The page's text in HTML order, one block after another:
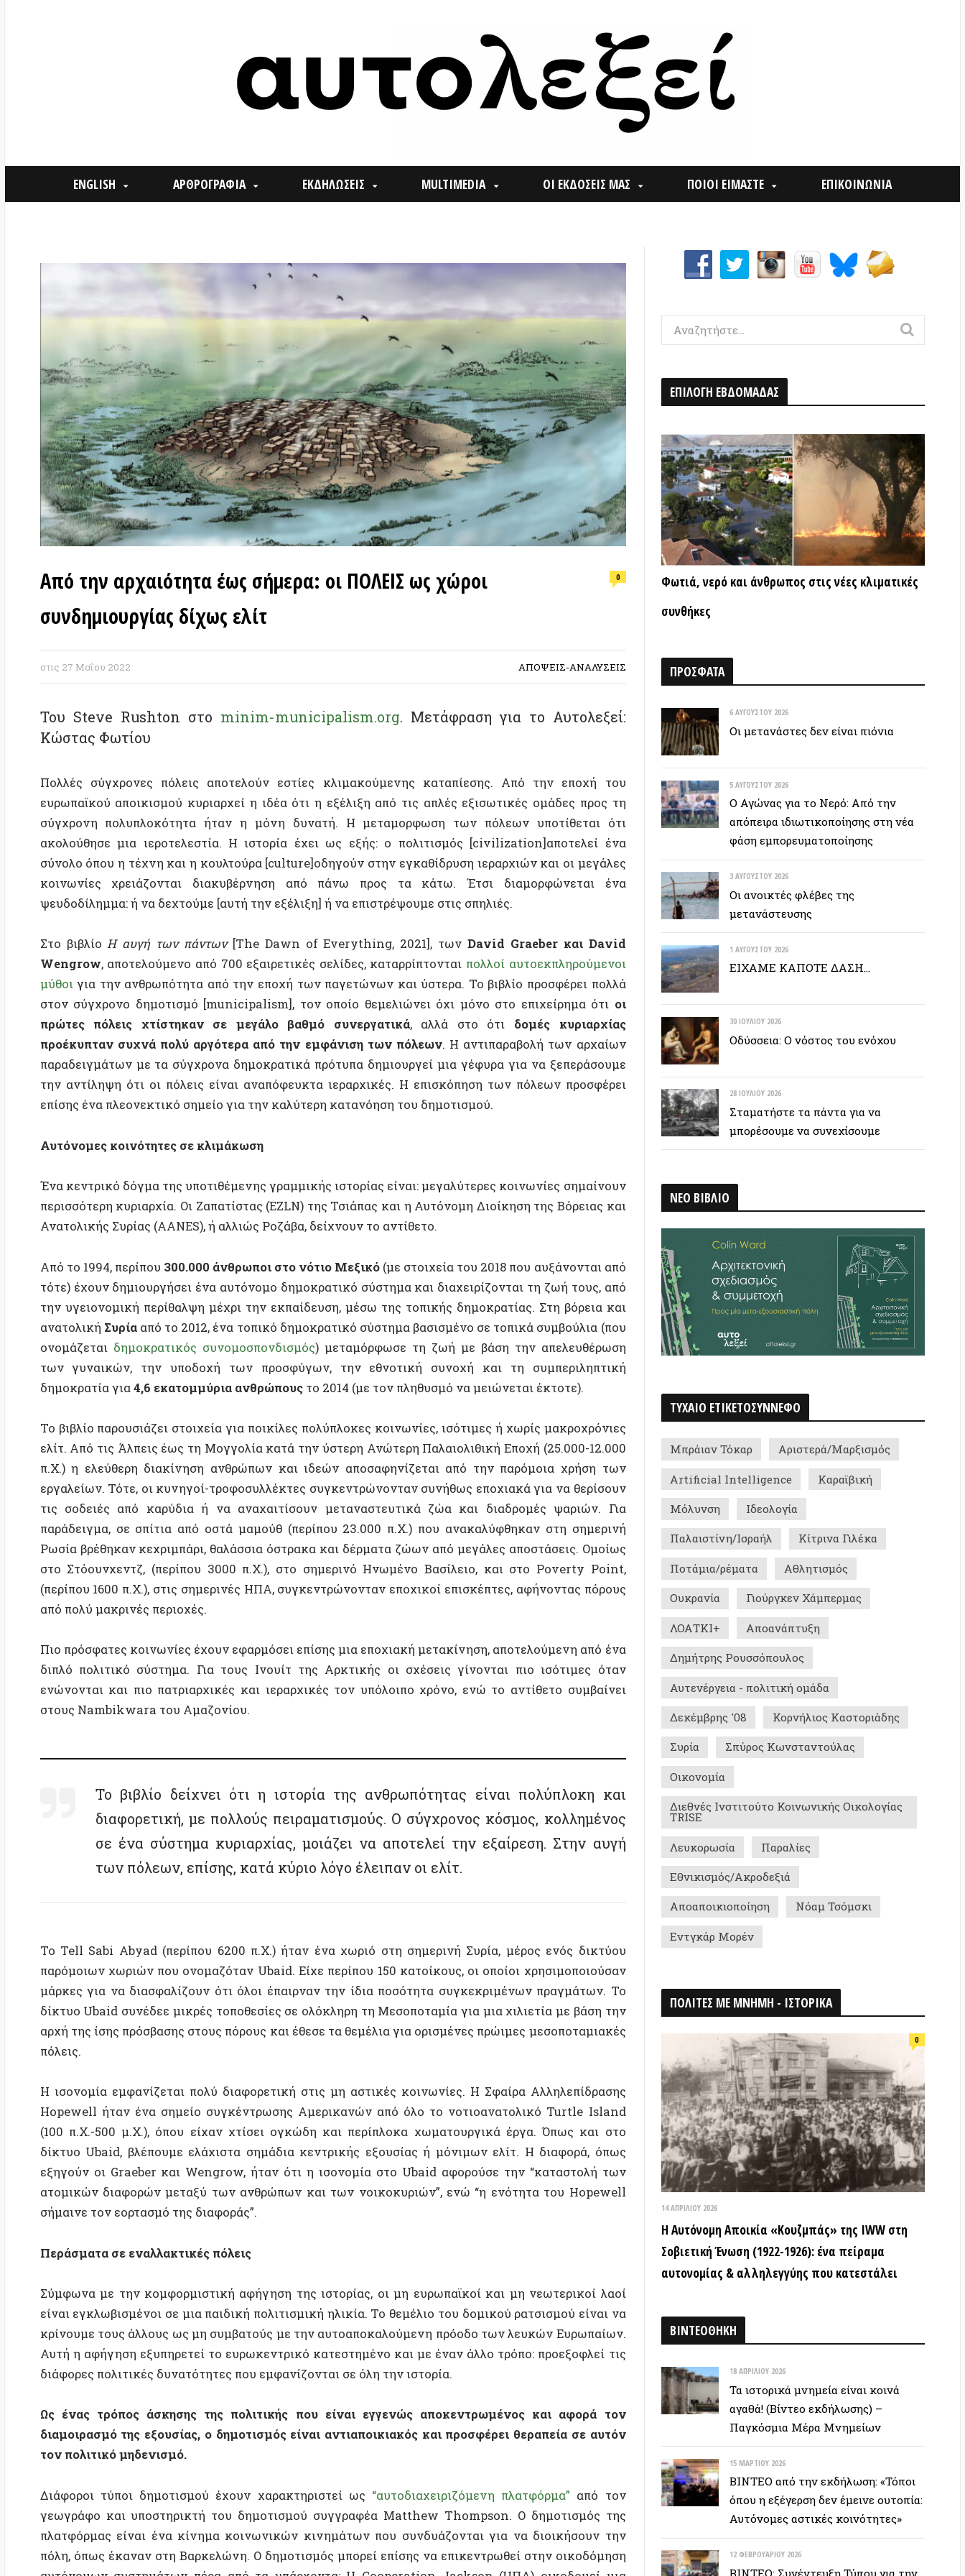
ENGLISH ΑΡΘΡΟΓΡΑΦΙΑ ΕΚΔΗΛΩΣΕΙΣ MULTIMEDIA ΟΙ ΕΚΔΟΣΕΙΣ ΜΑΣ ΠΟΙΟΙ ΕΙΜΑΣΤΕ ΕΠΙΚΟΙΝΩΝΙΑ
Από την αρχαιότητα έως σήμερα: οι ΠΟΛΕΙΣ ως χώροι
Του Steve Rushton στοminim-municipalism.org. Μετάφραση για το Αυτολεξεί:
Κώστας Φωτίου
Πολλές σύγχρονες πόλεις αποτελούν εστίες κλιμακούμενης καταπίεσης. Από την εποχή του
ευρωπαϊκού αποικισμού κυριαρχεί η ιδέα ότι η εξέλιξη από τις απλές εξισωτικές ομάδες προς τη
σύγχρονη πολυπλοκότητα ήταν η μόνη δυνατή. Η μεταμορφωση των πόλεων υποτίθεται ότι
σύνολο όπου η τέχνη και η κουλτούρα [culture]οδηγούν στην εγκαθίδρυση ιεραρχιών και οι μεγάλες
κοινωνίες χρειάζονται διακυβέρνηση από πάνω προς τα κάτω. Έτσι διαμορφώνεται ένα
ψευδοδίλημμα: ή να δεχτούμε [αυτή την εξέλιξη] ή να επιστρέψουμε στις σπηλιές.
Στο βιβλίο Η αυγή των πάντων [The Dawn of Everything, 2021], των
David Graeber και David
, αποτελούμενο από 700 εξαιρετικές σελίδες, καταρρίπτονται
πολλοί αυτοεκπληρούμενοι
για την ανθρωπότητα από την εποχή των παγετώνων και ύστερα. Το βιβλίο προσφέρει πολλά
στον σύγχρονο δημοτισμό [municipalism], τον οποίο θεμελιώνει όχι μόνο στο επιχείρημα ότι
προέκυπταν συχνά πολύ αργότερα από την εμφάνιση των πόλεων. Η αντιπαραβολή των αρχαίων
παραδειγμάτων με τα σύγχρονα δημοκρατικά πρότυπα δημιουργεί μια γέφυρα για να ξεπεράσουμε
την αντίληψη ότι οι πόλεις είναι αναπόφευκτα ιεραρχικές. Η επισκόπηση των πόλεων προσφέρει
επίσης ένα πλεονεκτικό σημείο για την καλύτερη κατανόηση του δημοτισμού.
Αυτόνομες κοινότητες σε κλιμάκωση
Ένα κεντρικό δόγμα της υποτιθέμενης γραμμικής ιστορίας είναι: μεγαλύτερες κοινωνίες σημαίνουν
περισσότερη κυριαρχία. Οι Ζαπατίστας (EZLN) της Τσιάπας και η Αυτόνομη Διοίκηση της Βόρειας και
Ανατολικής Συρίας (AANES), ή αλλιώς Ροζάβα, δείχνουν το αντίθετο.
Από το 1994, περίπου300.000 άνθρωποι στο νότιο Μεξικό
την υγειονομική περίθαλψη μέχρι την εκπαίδευση, μέσω της τοπικής δημοκρατίας. Στη βόρεια και
ανατολικήΣυρίααπό το 2012, ένα τοπικό δημοκρατικό σύστημα βασισμένο σε τοπικά συμβούλια (που
ονομάζεταιδημοκρατικός συνομοσπονδισμός) μεταμόρφωσε τη ζωή με βάση την απελευθέρωση
Το βιβλίο παρουσιάζει στοιχεία για ποικίλες πολύπλοκες κοινωνίες, ισότιμες ή χωρίς μακροχρόνιες
ελίτ. Από τις Άλπεις έως τη Μογγολία κατά την ύστερη Ανώτερη Παλαιολιθική Εποχή (25.000-12.000
π.Χ.) η ελεύθερη διακίνηση ανθρώπων και ιδεών αποσαφηνίζεται από την παρόμοια χρήση των
εργαλείων. Τότε, οι κυνηγοί-τροφοσυλλέκτες συγκεντρώνονταν συνήθως εποχιακά για να θερίσουν
τις σοδειές από καρύδια ή να αναχαιτίσουν μεταναστευτικά ζώα και διαδρομές ψαριών. Για
παράδειγμα, σε σπίτια από οστά μαμούθ (περίπου 23.000 π.Χ.) που ανακαλύφθηκαν στη σημερινή
στο Στόουνχεντζ, (περίπου 3000 π.Χ.), στο σημερινό Ηνωμένο Βασίλειο, και στο Poverty Point,
(περίπου 1600 π.Χ.), στις σημερινές ΗΠΑ, συγκεντρώνονταν εποχικοί επισκέπτες, αφήνοντας πόρους
από πολύ μακρινές περιοχές.
Πιο πρόσφατες κοινωνίες έχουν εφαρμόσει επίσης μια εποχιακή μετακίνηση, αποτελούμενη από ένα
διπλό πολιτικό σύστημα. Για τους Ινουίτ της Αρκτικής οι σχέσεις γίνονται πιο ισότιμες όταν
ενώνονται και πιο πατριαρχικές και ιεραρχικές τον υπόλοιπο χρόνο, ενώ το αντίθετο συμβαίνει
στους Nambikwara του Αμαζονίου.
διαφορετική, με πολλούς πειραματισμούς. Ο σύγχρονος κόσμος, κολλημένος
σε ένα σύστημα κυριαρχίας, μοιάζει να αποτελεί την εξαίρεση. Στην αυγή
των πόλεων, επίσης, κατά κύριο λόγο έλειπαν οι ελίτ.
παρόμοιων χωριών που ονομαζόταν Ubaid. Είχε περίπου 150 κατοίκους, οι οποίοι χρησιμοποιούσαν
μάρκες για να διασφαλίζουν ότι όλοι έπαιρναν την ίδια ποσότητα συγκεκριμένων πραγμάτων. Το
δίκτυο Ubaid συνέδεε μικρές τοποθεσίες σε ολόκληρη τη Μεσοποταμία για μια χιλιετία με βάση την
αρχή της ίσης πρόσβασης στους πόρους και έθεσε τα θεμέλια για ορισμένες πρώιμες μεσοποταμιακές
δίκτυο Ubaid, βλέπουμε ελάχιστα σημάδια κεντρικής εξουσίας ή μόνιμων ελίτ. Η διαφορά, όπως
εξηγούν οι Graeber και Wengrow, ήταν ότι η ισονομία στο Ubaid αφορούσε την “καταστολή των
ατομικών διαφορών μεταξύ των ανθρώπων και των νοικοκυριών”, ενώ “η ενότητα του Hopewell
σήμαινε τον εορτασμό της διαφοράς”.
Περάσματα σε εναλλακτικές πόλεις
είναι εγκλωβισμένοι σε μια παιδική πολιτισμική ηλικία. Το θεμέλιο του δομικού ρατσισμού είναι να
κρίνουμε τους άλλους ως μη συμβατούς με την αυτοαποκαλούμενη πρόοδο των λευκών Ευρωπαίων.
Αυτή η αφήγηση εξυπηρετεί το ευρωκεντρικό κατεστημένο και με έναν άλλο τρόπο: προεξοφλεί τις
διάφορες πολιτικές δυνατότητες που εμφανίζονται σε όλη την ιστορία.
Ως ένας τρόπος άσκησης της πολιτικής που είναι εγγενώς αποκεντρωμένος και αφορά τον
διαμοιρασμό της εξουσίας, ο δημοτισμός είναι αντιαποικιακός και προσφέρει θεραπεία σε αυτόν
Διάφοροι τύποι δημοτισμού έχουν χαρακτηριστεί ως
πλατφόρμας είναι ένα κίνημα κοινωνικών κινημάτων που συνδυάζονται για να διοικήσουν την
πόλη, όπως έκαναν στη Βαρκελώνη. Ο δημοτισμός μπορεί επίσης να επικεντρωθεί στην οικοδόμηση
αυτόνομων συστημάτων πέρα από τα υπάρχοντα: Η Cooperation Jackson (ΗΠΑ) οικοδομεί μια
αλληλέγγυα οικονομία που εδράζεται σε τοπικούς συνεταιρισμούς και λαϊκές συνελεύσεις. Στον
διοικούμενο δημοτισμό, η τοπική αυτοδιοίκηση ηγείται ενός οικονομικού μετασχηματισμού,
στο Πρέστον (Ηνωμένο Βασίλειο).
Με βάση τρέχουσες εργασίες (μεταξύ άλλων το έργο χαρτογράφησης του European Municipalist
Network) μπορούν να προσδιοριστούν δύο ακόμη δρόμοι που κερδίζουν έδαφος: ο δημοτισμός της
και ακτιβιστές των πόλεων δημιουργούν λίστες πολιτών για να ανακαταλάβουν την πόλη, όπως
έκαναν σε όλη τη Γαλλία ή το Ζάγκρεμπ. Αυτό που τον διαφοροποιεί από τον δημοτισμό της
πλατφόρμας είναι η μικρότερη επιρροή στα κοινωνικά κινήματα. Επίσης, τα κοινωνικά κινήματα
συνδυάζονται για να ασκήσουν πίεση στην τοπική αυτοδιοίκηση μέσα από μια δημοτιστική οπτική,
Search
ΕΠΙΛΟΓΗ ΕΒΔΟΜΑΔΑΣ
Φωτιά, νερό και άνθρωπος στις νέες κλιματικές
Οι μετανάστες δεν είναι πιόνια
5 ΑΥΓΟΎΣΤΟΥ 2026
Ο Αγώνας για το Νερό: Από την
απόπειρα ιδιωτικοποίησης στη νέα
3 ΑΥΓΟΎΣΤΟΥ 2026
Οι ανοικτές φλέβες της
μετανάστευσης
1 ΑΥΓΟΎΣΤΟΥ 2026
ΕΙΧΑΜΕ ΚΑΠΟΤΕ ΔΑΣΗ…
Οδύσσεια: Ο νόστος του ενόχου
28 ΙΟΥΛΊΟΥ 2026
Σταματήστε τα πάντα για να
μπορέσουμε να συνεχίσουμε
ΝΕΟ ΒΙΒΛΙΟ
ΤΥΧΑΙΟ ΕΤΙΚΕΤΟΣΥΝΝΕΦΟ
Μπράιαν Τόκαρ Αριστερά/Μαρξισμός
Artificial Intelligence Καραϊβική
Μόλυνση
Παλαιστίνη/Ισραήλ Κίτρινα Γιλέκα
Ποτάμια/ρέματα Αθλητισμός
Ουκρανία Γιούργκεν Χάμπερμας
ΛΟΑΤΚΙ+ Αποανάπτυξη
Δημήτρης Ρουσσόπουλος
Αυτενέργεια - πολιτική ομάδα
Δεκέμβρης '08 Κορνήλιος Καστοριάδης
Συρία
Διεθνές Ινστιτούτο Κοινωνικής Οικολογίας
TRISE
Λευκορωσία Παραλίες
Εθνικισμός/Ακροδεξιά
Αποαποικιοποίηση Νόαμ Τσόμσκι
Εντγκάρ Μορέν
ΠΟΛΙΤΕΣ ΜΕ ΜΝΗΜΗ - ΙΣΤΟΡΙΚΑ
Η Αυτόνομη Αποικία «Κουζμπάς» της IWW στη
Σοβιετική Ένωση (1922-1926): ένα πείραμα
αυτονομίας & αλληλεγγύης που κατεστάλει
ΒΙΝΤΕΟΘΗΚΗ
18 ΑΠΡΙΛΊΟΥ 2026
Τα ιστορικά μνημεία είναι κοινά
αγαθά! (Βίντεο εκδήλωσης) –
15 ΜΑΡΤΊΟΥ 2026
ΒΙΝΤΕΟ από την εκδήλωση: «Τόποι
όπου η εξέγερση δεν έμεινε ουτοπία:
Αυτόνομες αστικές κοινότητες»
12 ΦΕΒΡΟΥΑΡΊΟΥ 2026
ΒΙΝΤΕΟ: Συνέντευξη Τύπου για την
Λ. Αλεξάνδρας – Αλληλεγγύη στον
απεργό πείνας
ΣΥΝΕΝΤΕΥΞΕΙΣ
28 ΙΟΥΝΊΟΥ 2026
Colin Ward: Ο σπόρος κάτω απο το
χιόνι (Autonomedia, 2001)
15 ΙΟΥΝΊΟΥ 2026
Συνέντευξη Zygmunt Bauman: Η